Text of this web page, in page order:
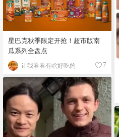
星巴克秋季限定开抢！超市版南
瓜系列全盘点
让我看看有啥好吃的 7